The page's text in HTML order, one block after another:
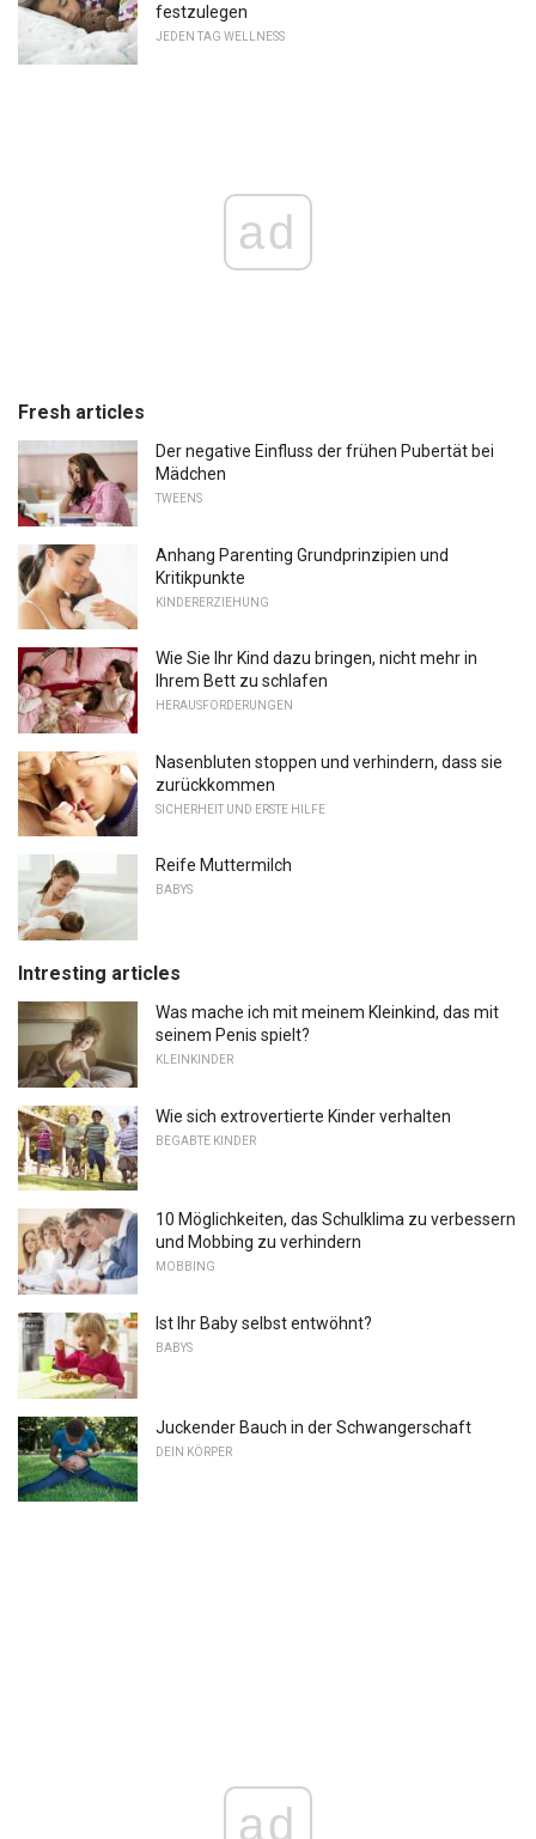
festzulegen
JEDEN TAG WELLNESS
ad
Fresh articles
Der negative Einfluss der frühen Pubertät bei
Mädchen
TWEENS
Anhang Parenting Grundprinzipien und
Kritikpunkte
KINDERERZIEHUNG
Wie Sie Ihr Kind dazu bringen, nicht mehr in
Ihrem Bett zu schlafen
HERAUSFORDERUNGEN
Nasenbluten stoppen und verhindern, dass sie
zurückkommen
SICHERHEIT UND ERSTE HILFE
Reife Muttermilch
BABYS
Intresting articles
Was mache ich mit meinem Kleinkind, das mit
seinem Penis spielt?
KLEINKINDER
Wie sich extrovertierte Kinder verhalten
BEGABTE KINDER
10 Möglichkeiten, das Schulklima zu verbessern
und Mobbing zu verhindern
MOBBING
Ist Ihr Baby selbst entwöhnt?
BABYS
Juckender Bauch in der Schwangerschaft
DEIN KÖRPER
ad